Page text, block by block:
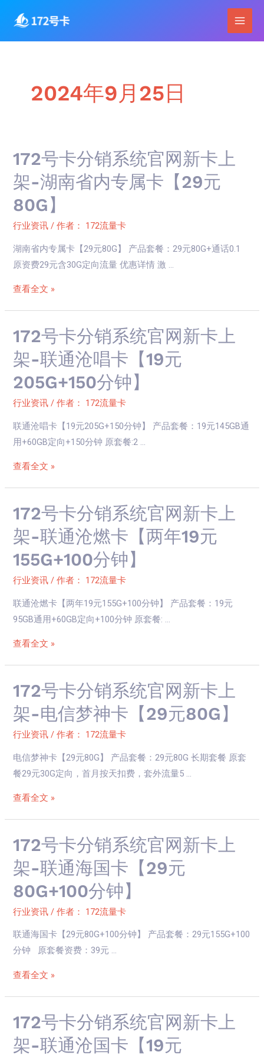
内
Main
2024年9月25日
172号卡分销系统官网新卡上
架-湖南省内专属卡【29元
80G】
行业资讯 / 作者： 172流量卡
湖南省内专属卡【29元80G】 产品套餐：29元80G+通话0.1
原资费29元含30G定向流量 优惠详情 激 …
172
卡
分
系
统
官
卡
上
架-
湖
南
内
专
属
【29
元
查看全文 »
172号卡分销系统官网新卡上
架-联通沧唱卡【19元
205G+150分钟】
行业资讯 / 作者： 172流量卡
联通沧唱卡【19元205G+150分钟】 产品套餐：19元145GB通
用+60GB定向+150分钟 原套餐:2 …
172
卡
分
系
统
官
卡
上
架-
联
通
唱
卡
【19
205G+150
分
查看全文 »
172号卡分销系统官网新卡上
架-联通沧燃卡【两年19元
155G+100分钟】
行业资讯 / 作者： 172流量卡
联通沧燃卡【两年19元155G+100分钟】 产品套餐：19元
95GB通用+60GB定向+100分钟 原套餐: …
172
卡
分
系
统
官
卡
上
架-
联
通
燃
卡
【两
元
155G+100
分
钟】
查看全文 »
172号卡分销系统官网新卡上
架-电信梦神卡【29元80G】
行业资讯 / 作者： 172流量卡
电信梦神卡【29元80G】 产品套餐：29元80G 长期套餐 原套
餐29元30G定向，首月按天扣费，套外流量5 …
172
卡
分
系
统
官
卡
上
架-
电
信
神
卡
【29
查看全文 »
172号卡分销系统官网新卡上
架-联通海国卡【29元
80G+100分钟】
行业资讯 / 作者： 172流量卡
联通海国卡【29元80G+100分钟】 产品套餐：29元155G+100
分钟 原套餐资费：39元 …
172
卡
分
系
统
官
卡
上
架-
联
查看全文 »
172号卡分销系统官网新卡上
架-联通沧国卡【19元
172
卡